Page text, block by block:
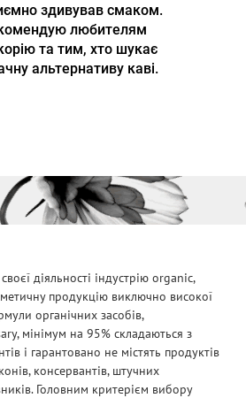
здивував смаком.
любителям
та тим, хто шукає
альтернативу каві.
діяльності індустрію organic,
продукцію виключно високої
органічних засобів,
мінімум на 95% складаються з
і гарантовано не містять продуктів
консервантів, штучних
Головним критерієм вибору